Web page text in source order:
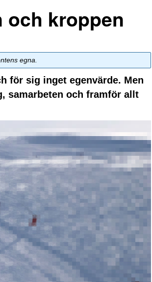
och kroppen
egna.
för sig inget egenvärde. Men
samarbeten och framför allt